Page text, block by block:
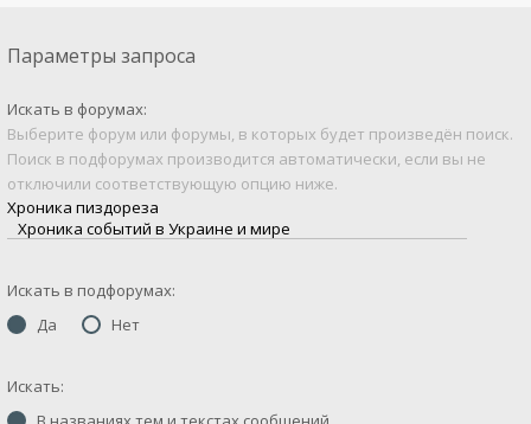
Параметры запроса
Искать в форумах:
Выберите форум или форумы, в которых будет произведён поиск.
Поиск в подфорумах производится автоматически, если вы не
отключили соответствующую опцию ниже.
Искать в подфорумах:
Да
Нет
Искать: